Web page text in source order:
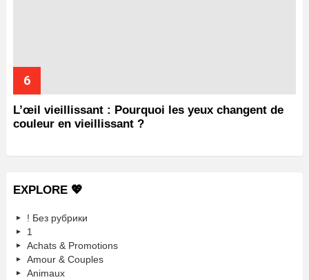
L’œil vieillissant : Pourquoi les yeux changent de
couleur en vieillissant ?
EXPLORE 💖
! Без рубрики
1
Achats & Promotions
Amour & Couples
Animaux